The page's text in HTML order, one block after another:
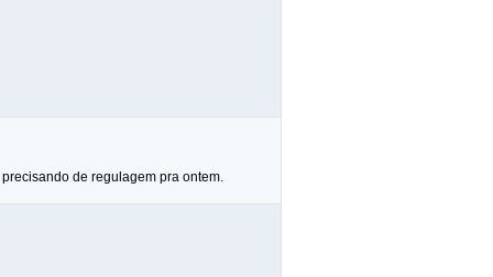
de regulagem pra ontem.